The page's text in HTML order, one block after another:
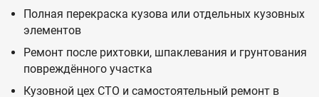
Полная перекраска кузова или отдельных кузовных
элементов
Ремонт после рихтовки, шпаклевания и грунтования
повреждённого участка
Кузовной цех СТО и самостоятельный ремонт в